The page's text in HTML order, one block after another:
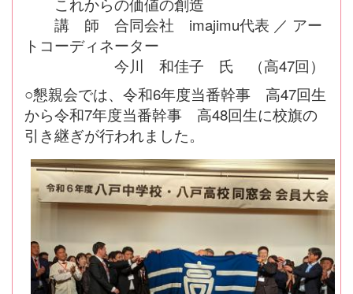
講 師 合同会社 imajimu代表 ／ アー
トコーディネーター
今川 和佳子 氏 （高47回）
○懇親会では、令和6年度当番幹事 高47回生
から令和7年度当番幹事 高48回生に校旗の
引き継ぎが行われました。